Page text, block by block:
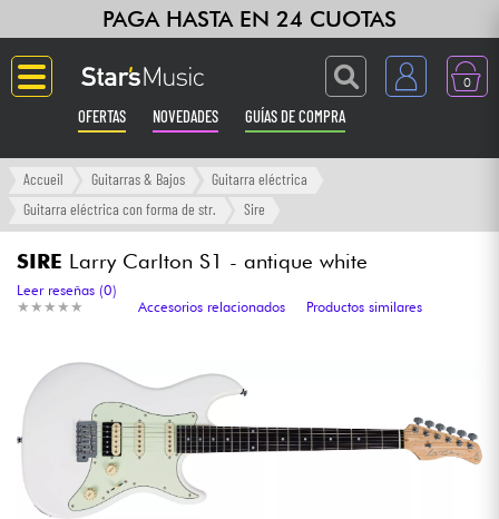
PAGA HASTA EN 24 CUOTAS
0
OFERTAS NOVEDADES GUÍAS DE COMPRA
Langue
Ampli & Efectos
Sintetizadores & samplers
Grabación
Accueil Guitarras & Bajos
Guitarra eléctrica
Guitarra eléctrica con forma de str.
Sire
SIRE Larry Carlton S1 - antique white
★ ★ ★ ★ ★
★ ★ ★ ★ ★
Leer reseñas (0)
Accesorios relacionados
Productos similares